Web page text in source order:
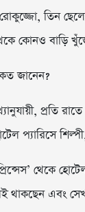
রোকুজ্জো, তিন
কোনও বাড়ি
জানেন?
প্রতি
প্যারিসে
থেকে
এবং